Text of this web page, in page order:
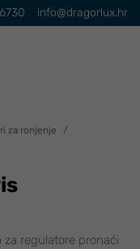
info@dragorlux.hr
za ronjenje
regulatore pronaći